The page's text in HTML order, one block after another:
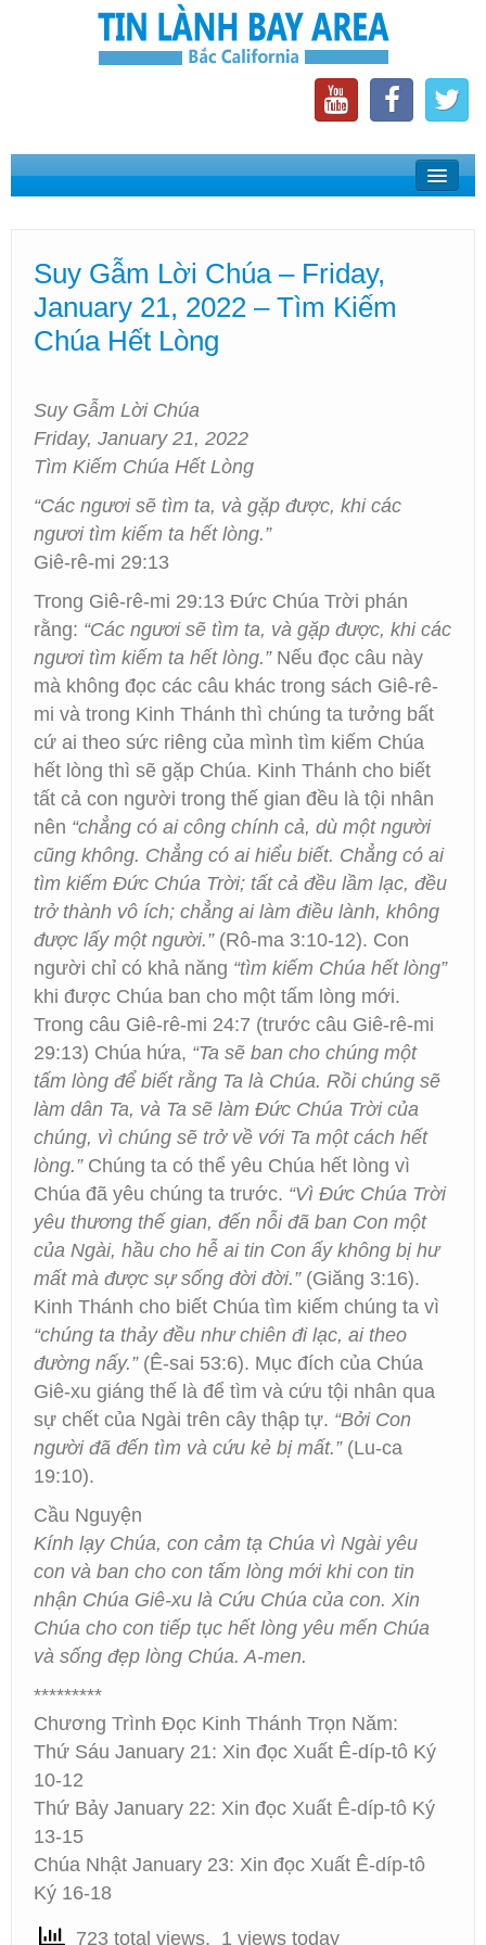
Home
Phát Thanh Tin Lành Bay Area
Các Hội Thánh Bắc California
Suy Gẫm Lời Chúa – Friday,
January 21, 2022 – Tìm Kiếm
Chúa Hết Lòng
Suy Gẫm Lời Chúa
Friday, January 21, 2022
Tìm Kiếm Chúa Hết Lòng
“Các ngươi sẽ tìm ta, và gặp được, khi các
ngươi tìm kiếm ta hết lòng.”
Giê-rê-mi 29:13
Trong Giê-rê-mi 29:13 Đức Chúa Trời phán
rằng: “Các ngươi sẽ tìm ta, và gặp được, khi các
ngươi tìm kiếm ta hết lòng.” Nếu đọc câu này
mà không đọc các câu khác trong sách Giê-rê-
mi và trong Kinh Thánh thì chúng ta tưởng bất
cứ ai theo sức riêng của mình tìm kiếm Chúa
hết lòng thì sẽ gặp Chúa. Kinh Thánh cho biết
tất cả con người trong thế gian đều là tội nhân
nên “chẳng có ai công chính cả, dù một người
cũng không. Chẳng có ai hiểu biết. Chẳng có ai
tìm kiếm Đức Chúa Trời; tất cả đều lầm lạc, đều
trở thành vô ích; chẳng ai làm điều lành, không
được lấy một người.”(Rô-ma 3:10-12). Con
người chỉ có khả năng “tìm kiếm Chúa hết lòng”
khi được Chúa ban cho một tấm lòng mới.
Trong câu Giê-rê-mi 24:7 (trước câu Giê-rê-mi
29:13) Chúa hứa, “Ta sẽ ban cho chúng một
tấm lòng để biết rằng Ta là Chúa. Rồi chúng sẽ
làm dân Ta, và Ta sẽ làm Ðức Chúa Trời của
chúng, vì chúng sẽ trở về với Ta một cách hết
lòng.”Chúng ta có thể yêu Chúa hết lòng vì
Chúa đã yêu chúng ta trước. “Vì Đức Chúa Trời
yêu thương thế gian, đến nỗi đã ban Con một
của Ngài, hầu cho hễ ai tin Con ấy không bị hư
mất mà được sự sống đời đời.”(Giăng 3:16).
Kinh Thánh cho biết Chúa tìm kiếm chúng ta vì
“chúng ta thảy đều như chiên đi lạc, ai theo
đường nấy.”(Ê-sai 53:6). Mục đích của Chúa
Giê-xu giáng thế là để tìm và cứu tội nhân qua
sự chết của Ngài trên cây thập tự. “Bởi Con
người đã đến tìm và cứu kẻ bị mất.”(Lu-ca
19:10).
Cầu Nguyện
Kính lạy Chúa, con cảm tạ Chúa vì Ngài yêu
con và ban cho con tấm lòng mới khi con tin
nhận Chúa Giê-xu là Cứu Chúa của con. Xin
Chúa cho con tiếp tục hết lòng yêu mến Chúa
và sống đẹp lòng Chúa. A-men.
*********
Chương Trình Đọc Kinh Thánh Trọn Năm:
Thứ Sáu January 21: Xin đọc Xuất Ê-díp-tô Ký
10-12
Thứ Bảy January 22: Xin đọc Xuất Ê-díp-tô Ký
13-15
Chúa Nhật January 23: Xin đọc Xuất Ê-díp-tô
Ký 16-18
723 total views, 1 views today